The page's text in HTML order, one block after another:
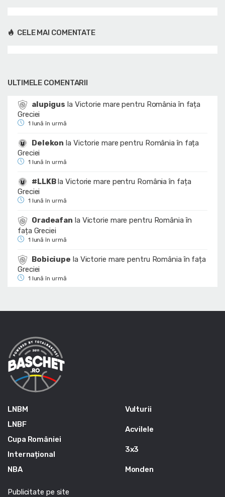
CELE MAI COMENTATE
ULTIMELE COMENTARII
alupigus la Victorie mare pentru România în fața
Greciei
1 lună în urmă
Delekon la Victorie mare pentru România în fața
Greciei
1 lună în urmă
#LLKBlaVictorie mare pentru România în fața
Greciei
1 lună în urmă
Oradeafan la Victorie mare pentru România în
fața Greciei
1 lună în urmă
Bobiciupe la Victorie mare pentru România în fața
Greciei
1 lună în urmă
LNBM
LNBF
Cupa României
Internațional
NBA
Vulturii
Acvilele
3x3
Monden
Publicitate pe site